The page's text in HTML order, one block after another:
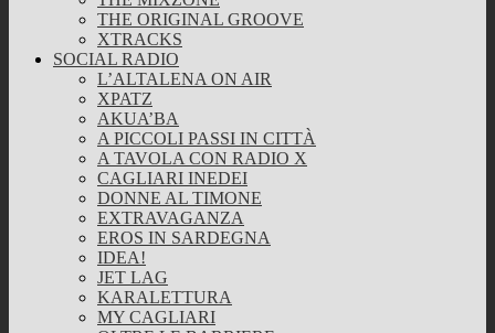
THE ORIGINAL GROOVE
XTRACKS
SOCIAL RADIO
L’ALTALENA ON AIR
XPATZ
AKUA’BA
A PICCOLI PASSI IN CITTÀ
A TAVOLA CON RADIO X
CAGLIARI INEDEI
DONNE AL TIMONE
EXTRAVAGANZA
EROS IN SARDEGNA
IDEA!
JET LAG
KARALETTURA
MY CAGLIARI